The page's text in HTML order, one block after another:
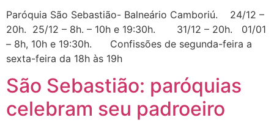
Paróquia São Sebastião- Balneário Camboriú. 24/12 –
20h. 25/12 – 8h. – 10h e 19:30h. 31/12 – 20h. 01/01
– 8h, 10h e 19:30h. Confissões de segunda-feira a
sexta-feira da 18h às 19h
São Sebastião: paróquias
celebram seu padroeiro